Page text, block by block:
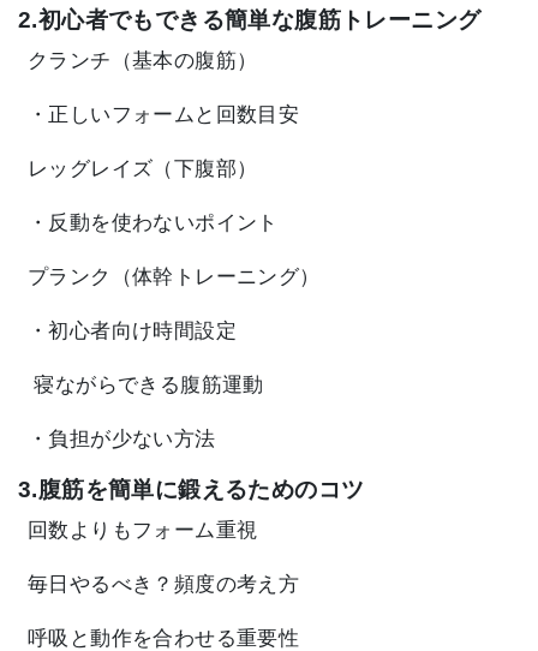
2.初心者でもできる簡単な腹筋トレーニング
クランチ（基本の腹筋）
・正しいフォームと回数目安
レッグレイズ（下腹部）
・反動を使わないポイント
プランク（体幹トレーニング）
・初心者向け時間設定
寝ながらできる腹筋運動
・負担が少ない方法
3.腹筋を簡単に鍛えるためのコツ
回数よりもフォーム重視
毎日やるべき？頻度の考え方
呼吸と動作を合わせる重要性